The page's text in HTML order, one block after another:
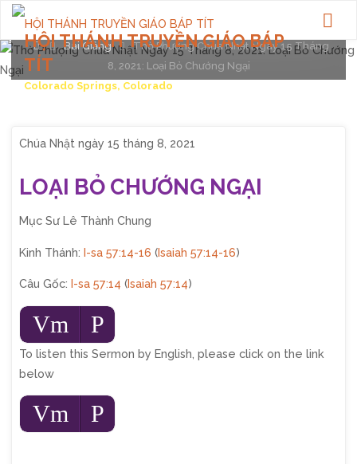
HỘI THÁNH TRUYỀN GIÁO BÁP
TÍT
Colorado Springs, Colorado
Posted by webadmin on August 15, 2021
HomeBài Giảng
Thờ Phượng Chúa Nhật Ngày 15 Tháng
8, 2021: Loại Bỏ Chướng Ngại
Chúa Nhật ngày 15 tháng 8, 2021
LOẠI BỎ CHƯỚNG NGẠI
Mục Sư Lê Thành Chung
Kinh Thánh: I-sa 57:14-16 (Isaiah 57:14-16)
Câu Gốc: I-sa 57:14 (Isaiah 57:14)
Audio
Player
Vm P
To listen this Sermon by English, please click on the link
below
Audio
Player
Vm P